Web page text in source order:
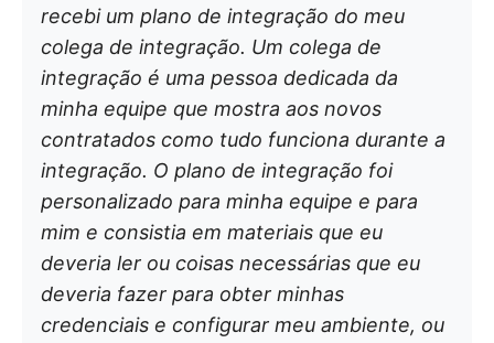
recebi um plano de integração do meu
colega de integração. Um colega de
integração é uma pessoa dedicada da
minha equipe que mostra aos novos
contratados como tudo funciona durante a
integração. O plano de integração foi
personalizado para minha equipe e para
mim e consistia em materiais que eu
deveria ler ou coisas necessárias que eu
deveria fazer para obter minhas
credenciais e configurar meu ambiente, ou